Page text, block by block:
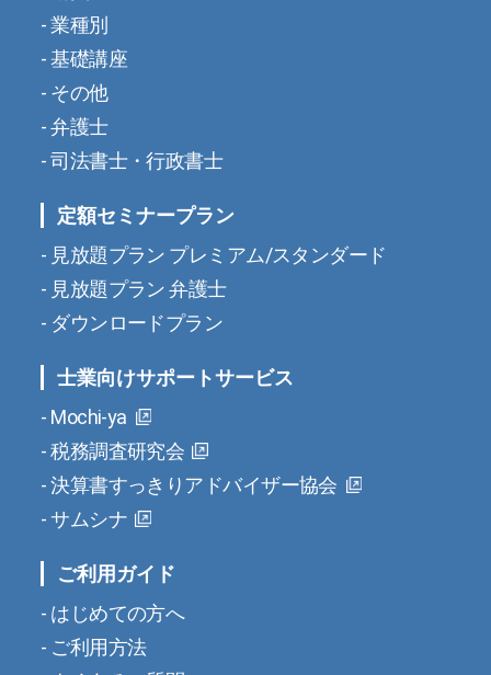
業種別
基礎講座
その他
弁護士
司法書士・行政書士
定額セミナープラン
見放題プラン プレミアム/スタンダード
見放題プラン 弁護士
ダウンロードプラン
士業向けサポートサービス
Mochi-ya
税務調査研究会
決算書すっきりアドバイザー協会
サムシナ
ご利用ガイド
はじめての方へ
ご利用方法